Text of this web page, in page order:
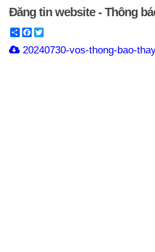
Đăng tin website - Thông
ShareFacebook
20240730-vos-thong-bao-